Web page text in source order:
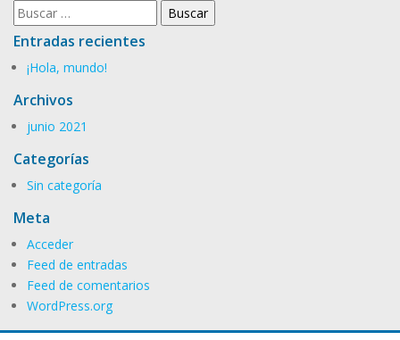
Buscar:
Entradas recientes
¡Hola, mundo!
Archivos
junio 2021
Categorías
Sin categoría
Meta
Acceder
Feed de entradas
Feed de comentarios
WordPress.org